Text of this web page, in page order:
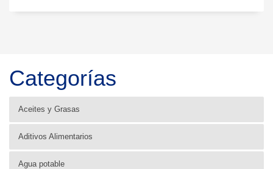
Categorías
Aceites y Grasas
Aditivos Alimentarios
Agua potable